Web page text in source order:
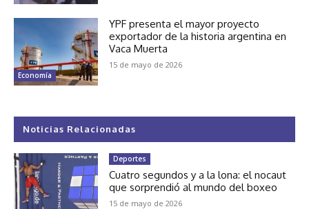
Economía
YPF presenta el mayor proyecto
exportador de la historia argentina en
Vaca Muerta
15 de mayo de 2026
Noticias Relacionadas
Deportes
Cuatro segundos y a la lona: el nocaut
que sorprendió al mundo del boxeo
15 de mayo de 2026